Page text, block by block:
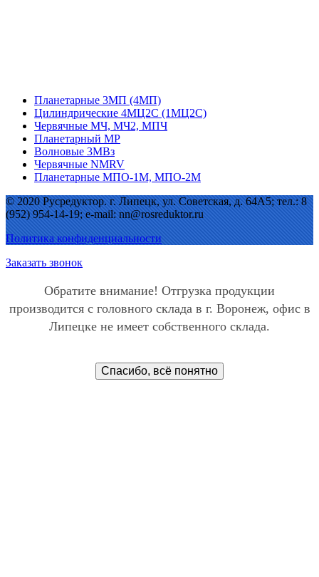
Планетарные 3МП (4МП)
Цилиндрические 4МЦ2С (1МЦ2С)
Червячные МЧ, МЧ2, МПЧ
Планетарный МР
Волновые 3МВз
Червячные NMRV
Планетарные МПО-1М, МПО-2М
© 2020 Русредуктор. г. Липецк, ул. Советская, д. 64А5; тел.: 8
(952) 954-14-19; e-mail: nn@rosreduktor.ru
Политика конфиденциальности
Заказать звонок
Обратите внимание! Отгрузка продукции
производится с головного склада в г. Воронеж, офис в
Липецке не имеет собственного склада.
Спасибо, всё понятно